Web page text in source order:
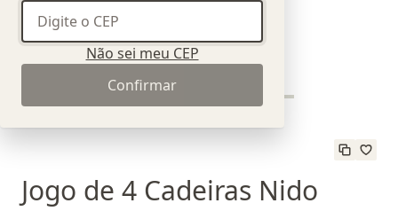
Não sei meu CEP
Confirmar
Jogo de 4 Cadeiras Nido